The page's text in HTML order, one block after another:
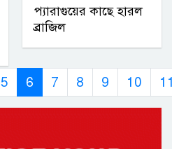
প্যারাগুয়ের কাছে হারল
ব্রাজিল
5 6 7 8 9 10